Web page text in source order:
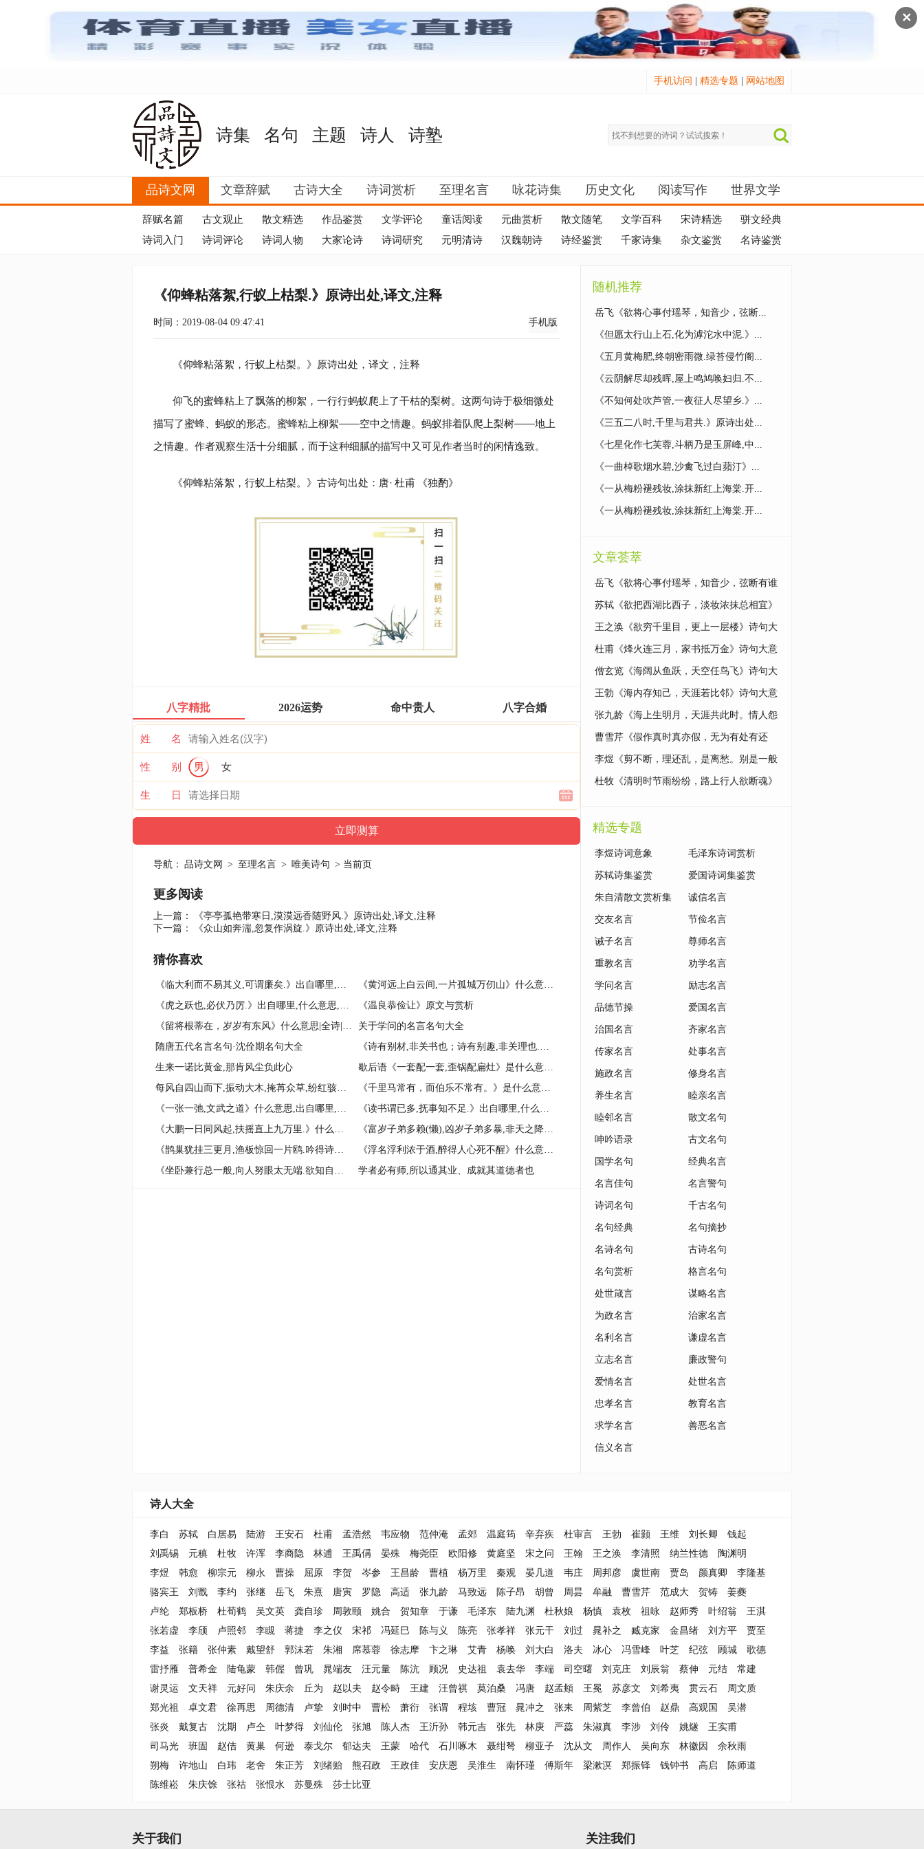
✕
手机访问 精选专题 网站地图
诗集 名句 主题 诗人 诗塾
品诗文网 文章辞赋 古诗大全 诗词赏析 至理名言 咏花诗集 历史文化 阅读写作 世界文学
辞赋名篇 古文观止 散文精选 作品鉴赏 文学评论 童话阅读 元曲赏析 散文随笔 文学百科 宋诗精选
骈文经典
诗词入门
诗词评论 诗词人物 大家论诗 诗词研究 元明清诗 汉魏朝诗 诗经鉴赏 千家诗集 杂文鉴赏 名诗鉴赏
《仰蜂粘落絮,行蚁上枯梨.》原诗出处,译文,注释
时间：2019-08-04 09:47:41 手机版
《仰蜂粘落絮，行蚁上枯梨。》原诗出处，译文，注释
仰飞的蜜蜂粘上了飘落的柳絮，一行行蚂蚁爬上了干枯的梨树。这两句诗于极细微处
描写了蜜蜂、蚂蚁的形态。蜜蜂粘上柳絮——空中之情趣。蚂蚁排着队爬上梨树——地上
之情趣。作者观察生活十分细腻，而于这种细腻的描写中又可见作者当时的闲情逸致。
《仰蜂粘落絮，行蚁上枯梨。》古诗句出处：唐· 杜甫 《独酌》
八字精批 2026运势 命中贵人 八字合婚
姓 名
性 别 男 女
生 日
导航： 品诗文网 > 至理名言 > 唯美诗句 > 当前页
更多阅读
上一篇：
《亭亭孤艳带寒日,漠漠远香随野风.》原诗出处,译文,注释
下一篇：
《众山如奔湍,忽复作涡旋.》原诗出处,译文,注释
猜你喜欢
《临大利而不易其义,可谓廉矣.》出自哪里,什么意思,注释,句意,翻译
《黄河远上白云间,一片孤城万仞山》什么意思,原诗出处,注解
《虎之跃也,必伏乃厉.》出自哪里,什么意思,注释,句意,翻译
《温良恭俭让》原文与赏析
《留将根蒂在，岁岁有东风》什么意思|全诗|出处|赏析
关于学问的名言名句大全
隋唐五代名言名句·沈佺期名句大全
《诗有别材,非关书也；诗有别趣,非关理也.而古人未尝不读书,不穷理.》出自哪里,什么意思,注释,句意,翻译
生来一诺比黄金,那肯风尘负此心
歇后语《一套配一套,歪锅配扁灶》是什么意思,比喻什么
每风自四山而下,振动大木,掩苒众草,纷红骇绿,蓊葧香气,冲涛旋濑,退贮溪谷,摇飏葳蕤,与时推移。|什么意思|大意|注释|出处|译文
《千里马常有，而伯乐不常有。》是什么意思|译文|出处
《一张一弛,文武之道》什么意思,出自哪里,注释,句意,翻译
《读书谓已多,抚事知不足.》出自哪里,什么意思,注释,句意,翻译
《大鹏一日同风起,扶摇直上九万里.》什么意思|出处|翻译|用法例释
《富岁子弟多赖(懒),凶岁子弟多暴,非天之降才尔殊也,其所以陷溺其心者然也.》什么意思,出自哪里,注释,句意,翻译
《鹊巢犹挂三更月,渔板惊回一片鸥.吟得诗成无笔写,蘸他春水画船头.》原诗出处,译文,注释
《浮名浮利浓于酒,醉得人心死不醒》什么意思,原诗出处,注解
《坐卧兼行总一般,向人努眼太无端.欲知自己形骸小,试就蹄涔照影看》什么意思,原诗出处,注解
学者必有师,所以通其业、成就其道德者也
随机推荐
岳飞《欲将心事付瑶琴，知音少，弦断...
《但愿太行山上石,化为滹沱水中泥.》...
《五月黄梅肥,终朝密雨微.绿苔侵竹阁...
《云阴解尽却残晖,屋上鸣鸠唤妇归.不...
《不知何处吹芦管,一夜征人尽望乡.》...
《三五二八时,千里与君共.》原诗出处...
《七星化作七芙蓉,斗柄乃是玉屏峰,中...
《一曲棹歌烟水碧,沙禽飞过白蘋汀》...
《一从梅粉褪残妆,涂抹新红上海棠.开...
《一从梅粉褪残妆,涂抹新红上海棠.开...
文章荟萃
岳飞《欲将心事付瑶琴，知音少，弦断有谁
听》诗句大意解读
苏轼《欲把西湖比西子，淡妆浓抹总相宜》
诗句大意解读
王之涣《欲穷千里目，更上一层楼》诗句大
意解读
杜甫《烽火连三月，家书抵万金》诗句大意
解读
僧玄览《海阔从鱼跃，天空任鸟飞》诗句大
意解读
王勃《海内存知己，天涯若比邻》诗句大意
解读
张九龄《海上生明月，天涯共此时。情人怨
遥夜，竟夕起相思》诗句大意解读
曹雪芹《假作真时真亦假，无为有处有还
无》诗句大意解读
李煜《剪不断，理还乱，是离愁。别是一般
滋味在心头》诗句大意解读
杜牧《清明时节雨纷纷，路上行人欲断魂》
精选专题
李煜诗词意象 毛泽东诗词赏析
苏轼诗集鉴赏 爱国诗词集鉴赏
朱自清散文赏析集 诚信名言
交友名言 节俭名言
诫子名言 尊师名言
重教名言 劝学名言
学问名言 励志名言
品德节操 爱国名言
治国名言 齐家名言
传家名言 处事名言
施政名言 修身名言
养生名言 睦亲名言
睦邻名言 散文名句
呻吟语录 古文名句
国学名句 经典名言
名言佳句 名言警句
诗词名句 千古名句
名句经典 名句摘抄
名诗名句 古诗名句
名句赏析 格言名句
处世箴言 谋略名言
为政名言 治家名言
名利名言 谦虚名言
立志名言 廉政警句
爱情名言 处世名言
忠孝名言 教育名言
求学名言 善恶名言
信义名言
诗人大全
李白 苏轼 白居易 陆游 王安石 杜甫 孟浩然 韦应物 范仲淹 孟郊 温庭筠 辛弃疾 杜审言 王勃 崔颢 王维 刘长卿
钱起
刘禹锡
元稹 杜牧 许浑 李商隐 林逋 王禹偁 晏殊 梅尧臣 欧阳修 黄庭坚 宋之问 王翰 王之涣 李清照 纳兰性德
陶渊明
李煜
韩愈 柳宗元 柳永 曹操 屈原 李贺 岑参 王昌龄 曹植 杨万里 秦观 晏几道 韦庄 周邦彦 虞世南 贾岛 颜真卿
李隆基
骆宾王
刘戬 李约 张继 岳飞 朱熹 唐寅 罗隐 高适 张九龄 马致远 陈子昂 胡曾 周昙 牟融 曹雪芹 范成大 贺铸
姜夔
卢纶
郑板桥 杜荀鹤 吴文英 龚自珍 周敦颐 姚合 贺知章 于谦 毛泽东 陆九渊 杜秋娘 杨慎 袁枚 祖咏 赵师秀 叶绍翁
王淇
张若虚
李颀 卢照邻 李瞡 蒋捷 李之仪 宋祁 冯延巳 陈与义 陈亮 张孝祥 张元干 刘过 晁补之 臧克家 金昌绪 刘方平
贾至
李益
张籍 张仲素 戴望舒 郭沫若 朱湘 席慕蓉 徐志摩 卞之琳 艾青 杨唤 刘大白 洛夫 冰心 冯雪峰 叶芝 纪弦 顾城
歌德
雷抒雁
普希金 陆龟蒙 韩偓 曾巩 晁端友 汪元量 陈沆 顾况 史达祖 袁去华 李端 司空曙 刘克庄 刘辰翁 蔡伸 元结
常建
谢灵运
文天祥 元好问 朱庆余 丘为 赵以夫 赵令畤 王建 汪曾祺 莫泊桑 冯唐 赵孟頫 王冕 苏彦文 刘希夷 贯云石
周文质
郑光祖
卓文君 徐再思 周德清 卢挚 刘时中 曹松 萧衍 张谓 程垓 曹冠 晁冲之 张耒 周紫芝 李曾伯 赵鼎 高观国
吴潜
张炎
戴复古 沈期 卢仝 叶梦得 刘仙伦 张旭 陈人杰 王沂孙 韩元吉 张先 林庚 严蕊 朱淑真 李涉 刘伶 姚燧
王实甫
司马光
班固 赵佶 黄巢 何逊 泰戈尔 郁达夫 王蒙 哈代 石川啄木 聂绀弩 柳亚子 沈从文 周作人 吴向东 林徽因
余秋雨
朔梅
许地山 白玮 老舍 朱正芳 刘绪贻 熊召政 王政佳 安庆恩 吴淮生 南怀瑾 傅斯年 梁漱溟 郑振铎 钱钟书 高启
陈师道
陈维崧
朱庆馀 张祜 张恨水 苏曼殊 莎士比亚
关于我们 关注我们